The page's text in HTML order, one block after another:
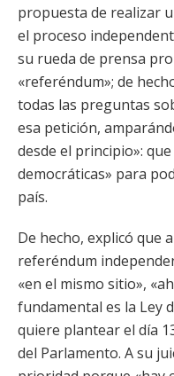
propuesta de realizar
el proceso
su rueda de prensa
«referéndum»; de
todas las preguntas
esa petición,
desde el principio»:
democráticas» para
país.
De hecho, explicó que
referéndum
«en el mismo sitio»,
fundamental es la Ley
quiere plantear el día
del Parlamento. A su